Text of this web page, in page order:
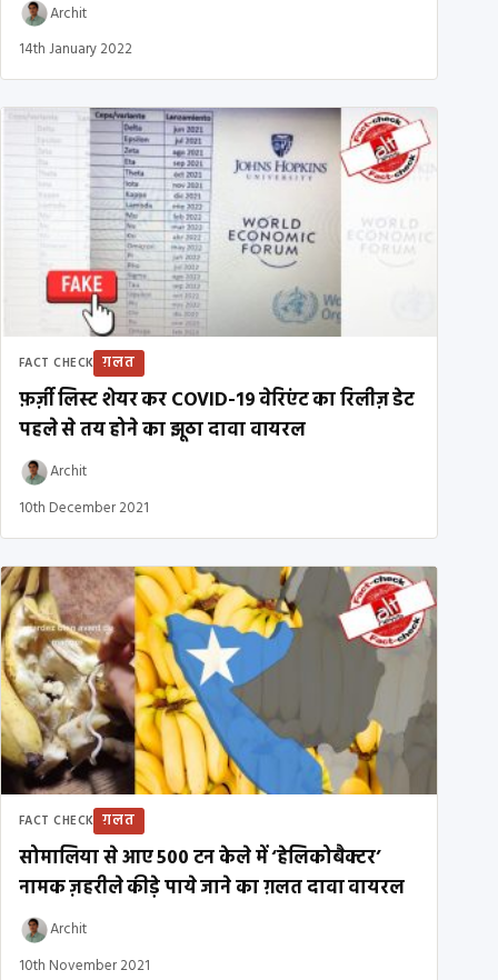
Archit
14th January 2022
FACT CHECK ग़लत
फ़र्ज़ी लिस्ट शेयर कर COVID-19 वेरिएंट का रिलीज़ डेट
पहले से तय होने का झूठा दावा वायरल
Archit
10th December 2021
FACT CHECK ग़लत
सोमालिया से आए 500 टन केले में ‘हेलिकोबैक्टर’
नामक ज़हरीले कीड़े पाये जाने का ग़लत दावा वायरल
Archit
10th November 2021